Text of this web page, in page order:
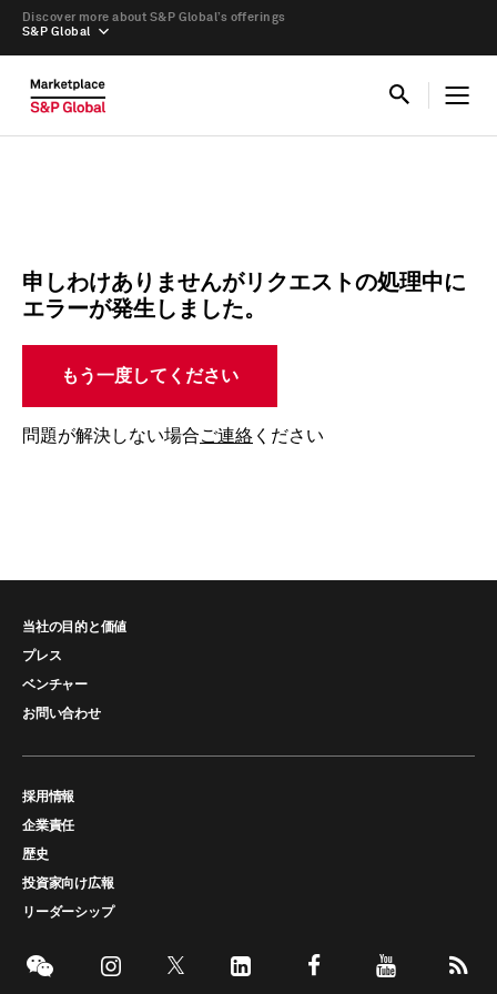
S&P Global
Discover more about S&P Global’s offerings
申しわけありませんがリクエストの処理中に
エラーが発生しました。
もう一度してください
問題が解決しない場合ご連絡 ください
当社の目的と価値
プレス
ベンチャー
お問い合わせ
採用情報
企業責任
歴史
投資家向け広報
リーダーシップ